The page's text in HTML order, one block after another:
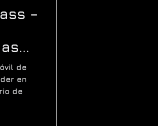
–
de
en
de